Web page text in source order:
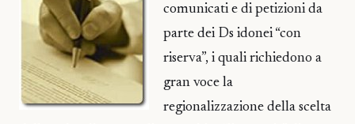
comunicati e di petizioni da
parte dei Ds idonei “con
riserva”, i quali richiedono a
gran voce la
regionalizzazione della scelta